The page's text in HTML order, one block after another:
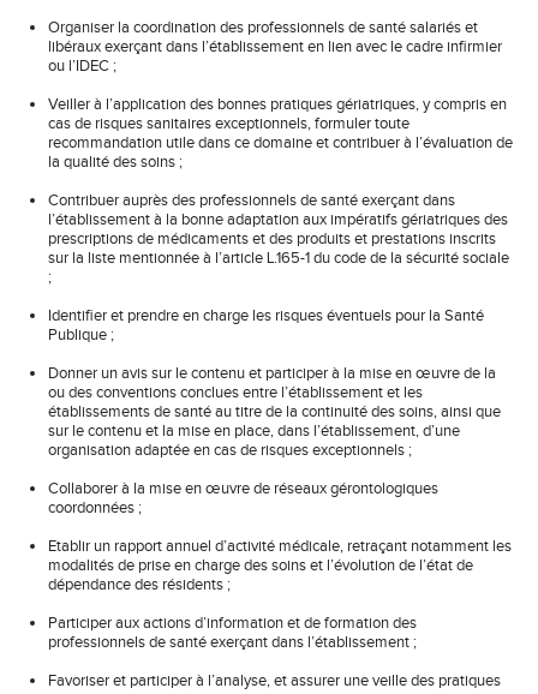
Organiser la coordination des professionnels de santé salariés et
libéraux exerçant dans l’établissement en lien avec le cadre infirmier
ou l’IDEC ;
Veiller à l’application des bonnes pratiques gériatriques, y compris en
cas de risques sanitaires exceptionnels, formuler toute
recommandation utile dans ce domaine et contribuer à l’évaluation de
la qualité des soins ;
Contribuer auprès des professionnels de santé exerçant dans
l’établissement à la bonne adaptation aux impératifs gériatriques des
prescriptions de médicaments et des produits et prestations inscrits
sur la liste mentionnée à l’article L.165-1 du code de la sécurité sociale
;
Identifier et prendre en charge les risques éventuels pour la Santé
Publique ;
Donner un avis sur le contenu et participer à la mise en œuvre de la
ou des conventions conclues entre l’établissement et les
établissements de santé au titre de la continuité des soins, ainsi que
sur le contenu et la mise en place, dans l’établissement, d’une
organisation adaptée en cas de risques exceptionnels ;
Collaborer à la mise en œuvre de réseaux gérontologiques
coordonnées ;
Etablir un rapport annuel d’activité médicale, retraçant notamment les
modalités de prise en charge des soins et l’évolution de l’état de
dépendance des résidents ;
Participer aux actions d’information et de formation des
professionnels de santé exerçant dans l’établissement ;
Favoriser et participer à l’analyse, et assurer une veille des pratiques